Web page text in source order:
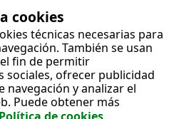
cookies
técnicas necesarias para
También se usan
fin de permitir
sociales, ofrecer publicidad
navegación y analizar el
Puede obtener más